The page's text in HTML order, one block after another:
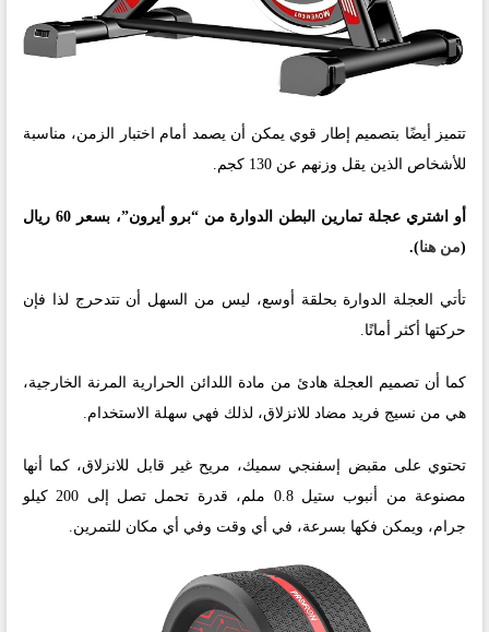
تتميز أيضًا بتصميم إطار قوي يمكن أن يصمد أمام اختبار الزمن، مناسبة
للأشخاص الذين يقل وزنهم عن 130 كجم.
أو اشتري عجلة تمارين البطن الدوارة من “برو أيرون”، بسعر 60 ريال
(من هنا).
تأتي العجلة الدوارة بحلقة أوسع، ليس من السهل أن تتدحرج لذا فإن
حركتها أكثر أمانًا.
كما أن تصميم العجلة هادئ من مادة اللدائن الحرارية المرنة الخارجية،
هي من نسيج فريد مضاد للانزلاق، لذلك فهي سهلة الاستخدام.
تحتوي على مقبض إسفنجي سميك، مريح غير قابل للانزلاق، كما أنها
مصنوعة من أنبوب ستيل 0.8 ملم، قدرة تحمل تصل إلى 200 كيلو
جرام، ويمكن فكها بسرعة، في أي وقت وفي أي مكان للتمرين.